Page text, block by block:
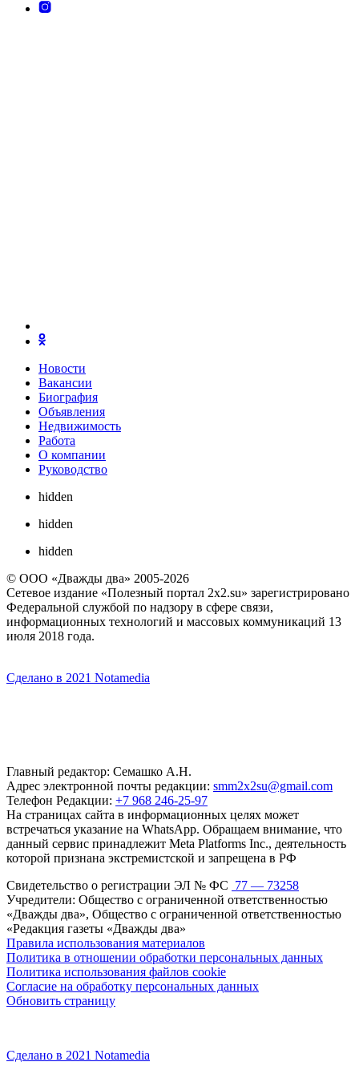
Новости
Вакансии
Биография
Объявления
Недвижимость
Работа
О компании
Руководство
hidden
hidden
hidden
© ООО «Дважды два» 2005-2026
Сетевое издание «Полезный портал 2x2.su» зарегистрировано
Федеральной службой по надзору в сфере связи,
информационных технологий и массовых коммуникаций 13
июля 2018 года.
Сделано в 2021 Notamedia
Главный редактор: Семашко А.Н.
Адрес электронной почты редакции: smm2x2su@gmail.com
Телефон Редакции: +7 968 246-25-97
На страницах сайта в информационных целях может
встречаться указание на WhatsApp. Обращаем внимание, что
данный сервис принадлежит Meta Platforms Inc., деятельность
которой признана экстремистской и запрещена в РФ
Свидетельство о регистрации ЭЛ № ФС 77 — 73258
Учредители: Общество с ограниченной ответственностью
«Дважды два», Общество с ограниченной ответственностью
«Редакция газеты «Дважды два»
Правила использования материалов
Политика в отношении обработки персональных данных
Политика использования файлов cookie
Согласие на обработку персональных данных
Обновить страницу
Сделано в 2021 Notamedia